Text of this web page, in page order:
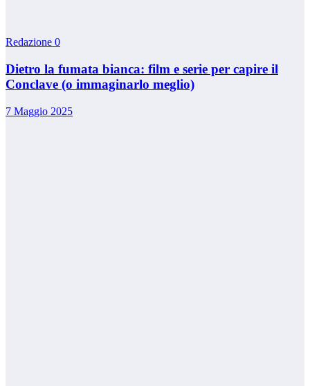
Redazione 0
Dietro la fumata bianca: film e serie per capire il
Conclave (o immaginarlo meglio)
7 Maggio 2025